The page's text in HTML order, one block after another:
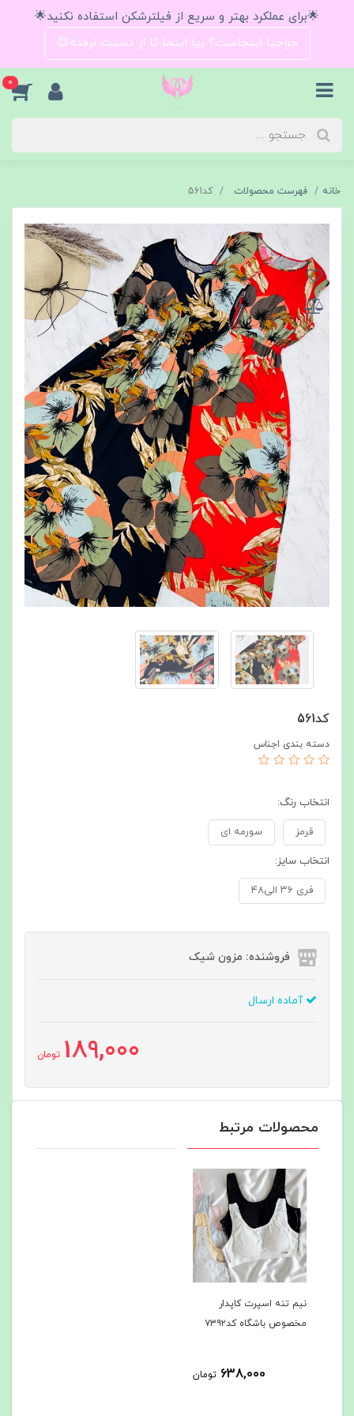
🌟برای عملکرد بهتر و سریع از فیلترشکن استفاده نکنید🌟
حراجیا اینجاست؟ بیا اینجا تا از دستت نرفته😍
0
خانه فهرست محصولات کد561
کد561
دسته بندی اجناس
انتخاب رنگ:
قرمز سورمه ای
انتخاب سایز:
فری ۳۶ الی۴۸
فروشنده: مزون شیک
آماده ارسال
189,000 تومان
محصولات مرتبط
نیم تنه اسپرت کاپدار
مخصوص باشگاه کد۷۳۹۲
638,000 تومان